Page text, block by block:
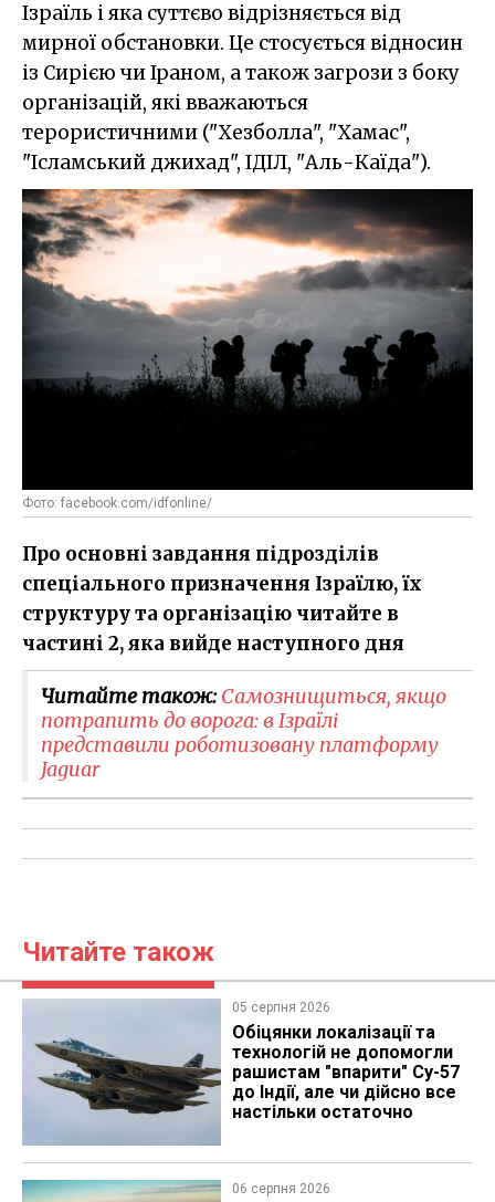
Ізраїль і яка суттєво відрізняється від
мирної обстановки. Це стосується відносин
із Сирією чи Іраном, а також загрози з боку
організацій, які вважаються
терористичними ("Хезболла", "Хамас",
"Ісламський джихад", ІДІЛ, "Аль-Каїда").
Фото: facebook.com/idfonline/
Про основні завдання підрозділів
спеціального призначення Ізраїлю, їх
структуру та організацію читайте в
частині 2, яка вийде наступного дня
Читайте також:Самознищиться, якщо
потрапить до ворога: в Ізраїлі
представили роботизовану платформу
Jaguar
Читайте також
05 серпня 2026
Обіцянки локалізації та
технологій не допомогли
рашистам "впарити" Су-57
до Індії, але чи дійсно все
настільки остаточно
06 серпня 2026